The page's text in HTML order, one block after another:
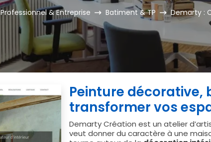
Professionnel & Entreprise Batiment & TP Demarty :
Peinture décorative,
transformer vos
Demarty Création est un atelier
veut donner du caractère à une